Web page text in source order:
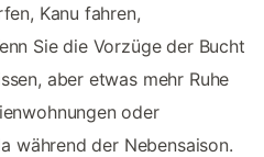
Kanu fahren,
Sie die Vorzüge der Bucht
aber etwas mehr Ruhe
oder
während der Nebensaison.